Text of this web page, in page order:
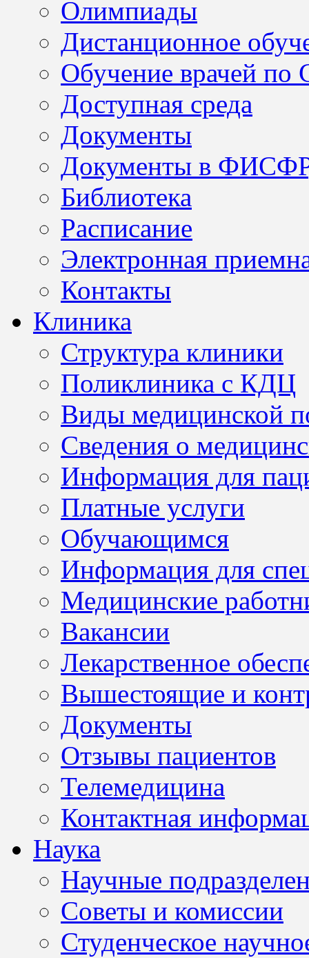
Олимпиады
Дистанционное
Обучение врачей по
Доступная среда
Документы
Документы в
Библиотека
Расписание
Электронная
Контакты
Клиника
Структура клиники
Поликлиника с КДЦ
Виды медицинской
Сведения о
Информация для
Платные услуги
Обучающимся
Информация для
Медицинские
Вакансии
Лекарственное
Вышестоящие и
Документы
Отзывы пациентов
Телемедицина
Контактная
Наука
Научные
Советы и комиссии
Студенческое